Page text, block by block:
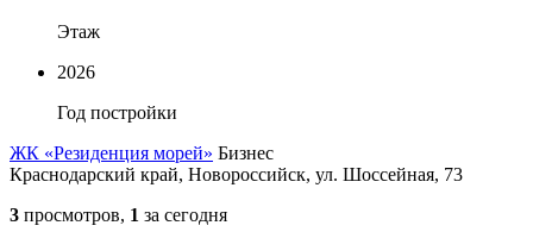
Этаж
2026
Год постройки
ЖК «Резиденция морей» Бизнес
Краснодарский край, Новороссийск, ул. Шоссейная, 73
3 просмотров, 1 за сегодня